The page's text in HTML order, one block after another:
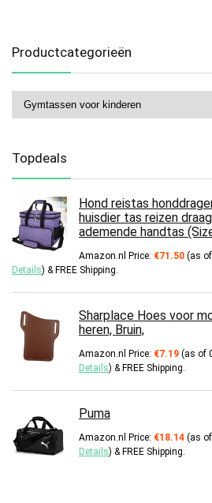
Productcategorieën
Topdeals
Hond reistas
huisdier tas reizen
ademende handtas
Amazon.nl Price: €71.50 (as
Details) & FREE Shipping
Sharplace Hoes voor
heren, Bruin,
Amazon.nl Price: €7.19 (as of
Details) & FREE Shipping
Puma
Amazon.nl Price: €18.14 (as
Details) & FREE Shipping